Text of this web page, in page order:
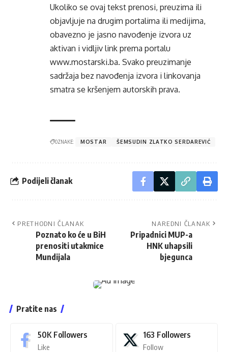
Ukoliko se ovaj tekst prenosi, preuzima ili
objavljuje na drugim portalima ili medijima,
obavezno je jasno navođenje izvora uz
aktivan i vidljiv link prema portalu
www.mostarski.ba. Svako preuzimanje
sadržaja bez navođenja izvora i linkovanja
smatra se kršenjem autorskih prava.
OZNAKE: MOSTAR ŠEMSUDIN ZLATKO SERDAREVIĆ
Podijeli članak
PRETHODNI ČLANAK
Poznato ko će u BiH
prenositi utakmice
Mundijala
NAREDNI ČLANAK
Pripadnici MUP-a
HNK uhapsili
bjegunca
Pratite nas
50K Followers
Like
163 Followers
Follow